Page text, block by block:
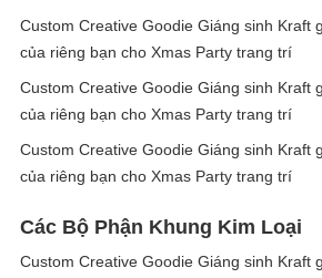
Custom Creative Goodie Giáng sinh Kraft
của riêng bạn cho Xmas Party trang trí
Custom Creative Goodie Giáng sinh Kraft
của riêng bạn cho Xmas Party trang trí
Custom Creative Goodie Giáng sinh Kraft
của riêng bạn cho Xmas Party trang trí
Các Bộ Phận Khung Kim Loại
Custom Creative Goodie Giáng sinh Kraft